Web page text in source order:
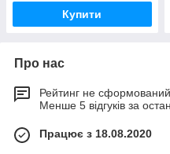
Купити
Про нас
Рейтинг не сформований
Менше 5 відгуків за
Працює з 18.08.2020